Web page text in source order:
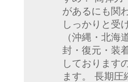
があるにも関
しっかりと
（沖縄・北
封・復元・装
しております
ます。 長期